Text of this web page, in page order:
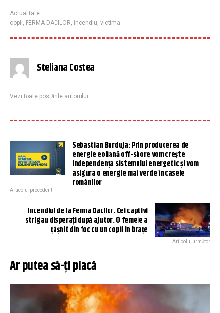
Actualitate
copil
FERMA DACILOR incendiu victima
Steliana Costea
Vezi toate postările autorului
Sebastian Burduja: Prin producerea de
energie eoliană off-shore vom crește
independența sistemului energetic și vom
asigura o energie mai verde în casele
românilor
Articolul precedent
Incendiul de la Ferma Dacilor. Cei captivi
strigau disperați după ajutor. O femeie a
țâșnit din foc cu un copil în brațe
Articolul următor
Ar putea să-ți placă